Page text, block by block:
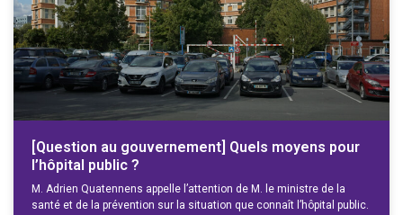
[Question au gouvernement] Quels moyens pour
l’hôpital public ?
M. Adrien Quatennens appelle l’attention de M. le ministre de la
santé et de la prévention sur la situation que connaît l’hôpital public.